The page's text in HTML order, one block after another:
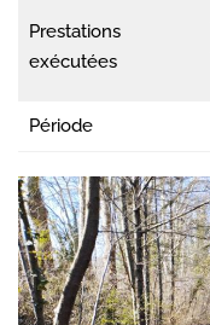
Prestations
exécutées
Période